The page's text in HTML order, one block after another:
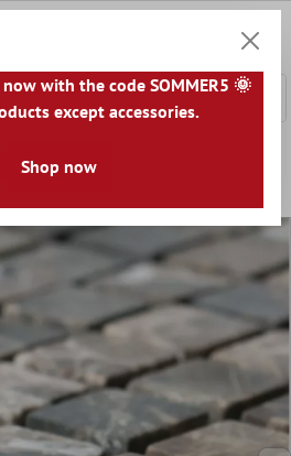
Marmor
Castanao
with the code SOMMER5 🌞
except accessories.
Shop now